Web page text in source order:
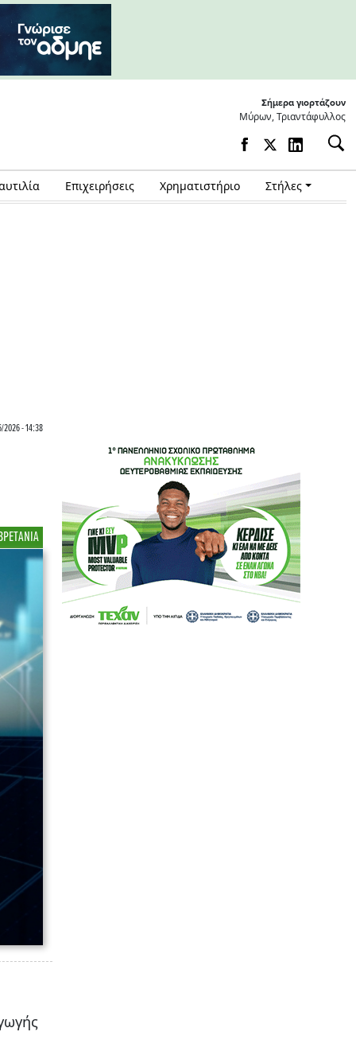
Σήμερα γιορτάζουν
Μύρων, Τριαντάφυλλος
Επιχειρήσεις Χρηματιστήριο Στήλες
2026 - 14:38